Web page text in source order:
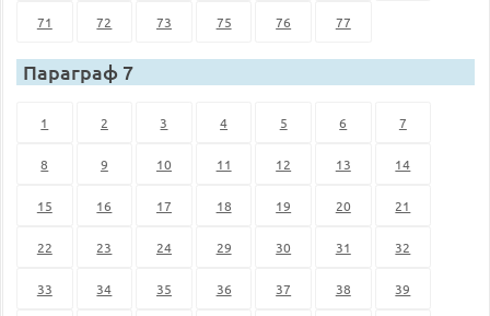
71 72 73 75 76 77
Параграф 7
1 2 3 4 5 6 7
8 9 10 11 12 13 14
15 16 17 18 19 20 21
22 23 24 29 30 31 32
33 34 35 36 37 38 39